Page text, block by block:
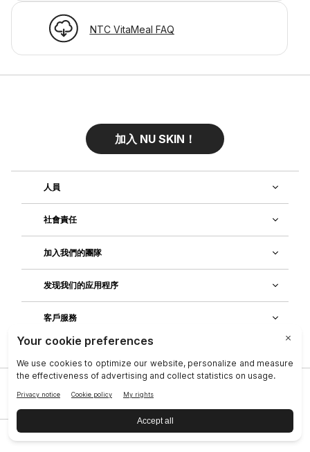
NTC VitaMeal FAQ
加入 NU SKIN！
人員
社會責任
加入我們的團隊
发现我们的应用程序
客戶服務